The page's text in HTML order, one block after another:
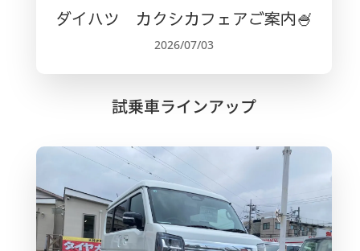
ダイハツ カクシカフェアご案内🍧
2026/07/03
試乗車ラインアップ